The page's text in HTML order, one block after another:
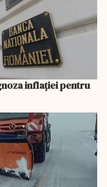
inflației pentru